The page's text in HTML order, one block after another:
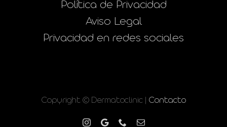
Política de Privacidad
Aviso Legal
Privacidad en redes sociales
Copyright © Dermatoclinic | Contacto
Instagram
Google PhoneCorreo